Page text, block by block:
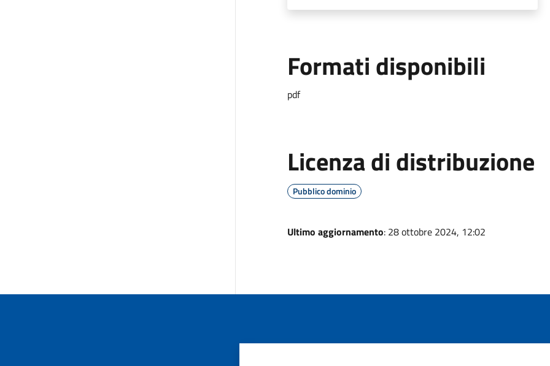
Formati disponibili
pdf
Licenza di distribuzione
Pubblico dominio
Ultimo aggiornamento: 28 ottobre 2024, 12:02